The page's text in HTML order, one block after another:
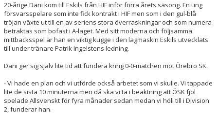
20-årige Dani kom till Eskils från HIF inför förra årets säsong. En ung
försvarsspelare som inte fick kontrakt i HIF men som i den gul-blå
tröjan växte ut till en av seriens stora överraskningar och som numera
betraktas som bofast i A-laget. Med sitt moderna och följsamma
mittbacksspel är han en viktig kugge i den lagmaskin Eskils utvecklats
till under tränare Patrik Ingelstens ledning.
Dani ger sig själv lite tid att fundera kring 0-0-matchen mot Örebro SK.
- Vi hade en plan och vi utförde också arbetet som vi skulle. Vi tappade
lite de sista 10 minuterna men då ska vi ta i beaktning att ÖSK fjol
spelade Allsvenskt för fyra månader sedan medan vi höll till i Division
2, funderar han.